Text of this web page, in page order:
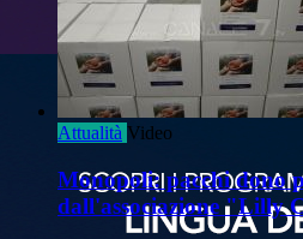
Attualità Video
Monopoli: pacchi dono
dall'associazione "Lilly